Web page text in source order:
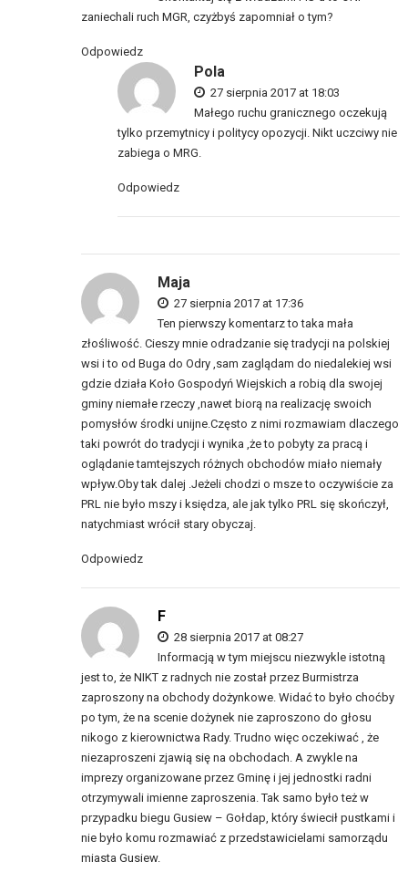
zaniechali ruch MGR, czyżbyś zapomniał o tym?
Odpowiedz
Pola
27 sierpnia 2017 at 18:03
Małego ruchu granicznego oczekują
tylko przemytnicy i politycy opozycji. Nikt uczciwy nie
zabiega o MRG.
Odpowiedz
Maja
27 sierpnia 2017 at 17:36
Ten pierwszy komentarz to taka mała
złośliwość. Cieszy mnie odradzanie się tradycji na polskiej
wsi i to od Buga do Odry ,sam zaglądam do niedalekiej wsi
gdzie działa Koło Gospodyń Wiejskich a robią dla swojej
gminy niemałe rzeczy ,nawet biorą na realizację swoich
pomysłów środki unijne.Często z nimi rozmawiam dlaczego
taki powrót do tradycji i wynika ,że to pobyty za pracą i
oglądanie tamtejszych różnych obchodów miało niemały
wpływ.Oby tak dalej .Jeżeli chodzi o msze to oczywiście za
PRL nie było mszy i księdza, ale jak tylko PRL się skończył,
natychmiast wrócił stary obyczaj.
Odpowiedz
F
28 sierpnia 2017 at 08:27
Informacją w tym miejscu niezwykle istotną
jest to, że NIKT z radnych nie został przez Burmistrza
zaproszony na obchody dożynkowe. Widać to było choćby
po tym, że na scenie dożynek nie zaproszono do głosu
nikogo z kierownictwa Rady. Trudno więc oczekiwać , że
niezaproszeni zjawią się na obchodach. A zwykle na
imprezy organizowane przez Gminę i jej jednostki radni
otrzymywali imienne zaproszenia. Tak samo było też w
przypadku biegu Gusiew – Gołdap, który świecił pustkami i
nie było komu rozmawiać z przedstawicielami samorządu
miasta Gusiew.